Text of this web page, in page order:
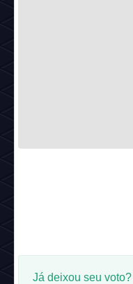
Já deixou seu